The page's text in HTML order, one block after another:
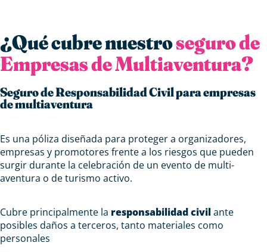
¿Qué cubre nuestroseguro de
Empresas de Multiaventura?
Seguro de Responsabilidad Civil para empresas
de multiaventura
Es una póliza diseñada para proteger a organizadores,
empresas y promotores frente a los riesgos que pueden
surgir durante la celebración de un evento de multi-
aventura o de turismo activo.
Cubre principalmente la responsabilidad civilante
posibles daños a terceros, tanto materiales como
personales